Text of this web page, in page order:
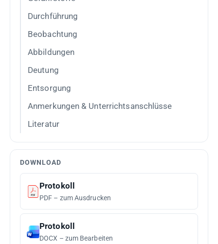
Durchführung
Beobachtung
Abbildungen
Deutung
Entsorgung
Anmerkungen & Unterrichtsanschlüsse
Literatur
DOWNLOAD
Protokoll
PDF – zum Ausdrucken
Protokoll
DOCX – zum Bearbeiten